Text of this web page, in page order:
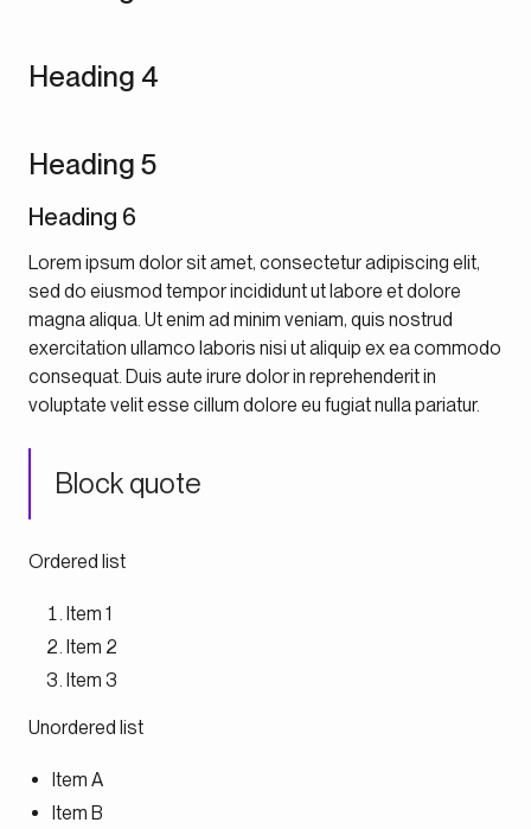
Heading 4
Heading 5
Heading 6
Lorem ipsum dolor sit amet, consectetur adipiscing elit,
sed do eiusmod tempor incididunt ut labore et dolore
magna aliqua. Ut enim ad minim veniam, quis nostrud
exercitation ullamco laboris nisi ut aliquip ex ea commodo
consequat. Duis aute irure dolor in reprehenderit in
voluptate velit esse cillum dolore eu fugiat nulla pariatur.
Block quote
Ordered list
Item 1
Item 2
Item 3
Unordered list
Item A
Item B